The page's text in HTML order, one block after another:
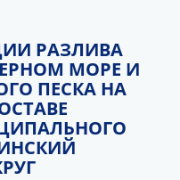
обсуждения
РАЗЛИВА
МОРЕ И
ПЕСКА НА